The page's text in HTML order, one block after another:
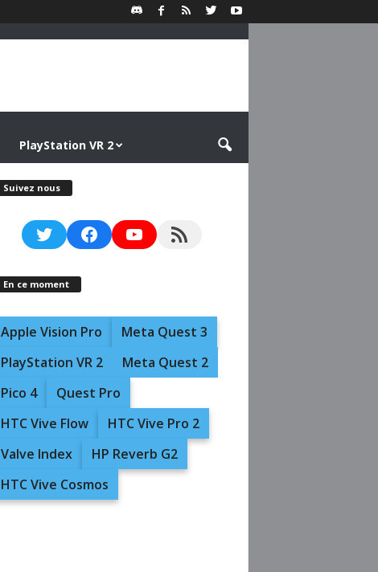
PlayStation VR 2
Suivez nous
TwitterFacebookYouTubeRSS Feed
En ce moment
Apple Vision Pro
Meta Quest 3
PlayStation VR 2
Meta Quest 2
Pico 4
Quest Pro
HTC Vive Flow
HTC Vive Pro 2
Valve Index
HP Reverb G2
HTC Vive Cosmos